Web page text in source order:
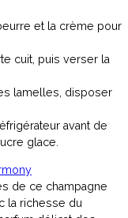
et la crème pour
cuit, puis verser la
lamelles, disposer
avant de
glace.
de ce champagne
la richesse du